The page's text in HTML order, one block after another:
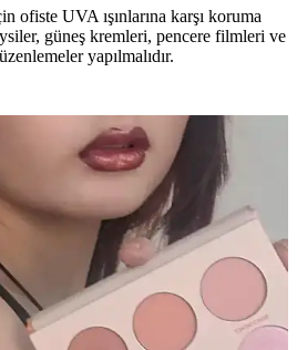
ofiste UVA ışınlarına karşı koruma
güneş kremleri, pencere filmleri ve
yapılmalıdır.